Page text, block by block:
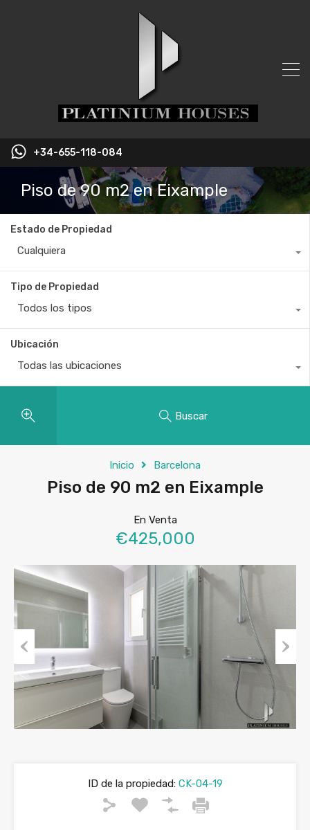
+34-655-118-084
Piso de 90 m2 en Eixample
Estado de Propiedad
Cualquiera
Tipo de Propiedad
Todos los tipos
Ubicación
Todas las ubicaciones
Buscar
Inicio Barcelona
Piso de 90 m2 en Eixample
En Venta
€425,000
Previous
ID de la propiedad:CK-04-19